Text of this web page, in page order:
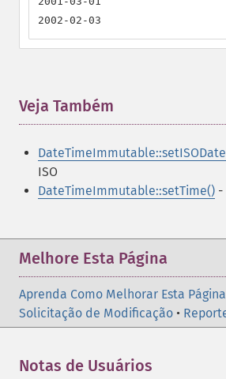
2002-02-03
Veja Também
ISO
DateTimeImmutable::setTime() -
Melhore Esta Página
Aprenda Como Melhorar Esta Página
Solicitação de Modificação •
Notas de Usuários